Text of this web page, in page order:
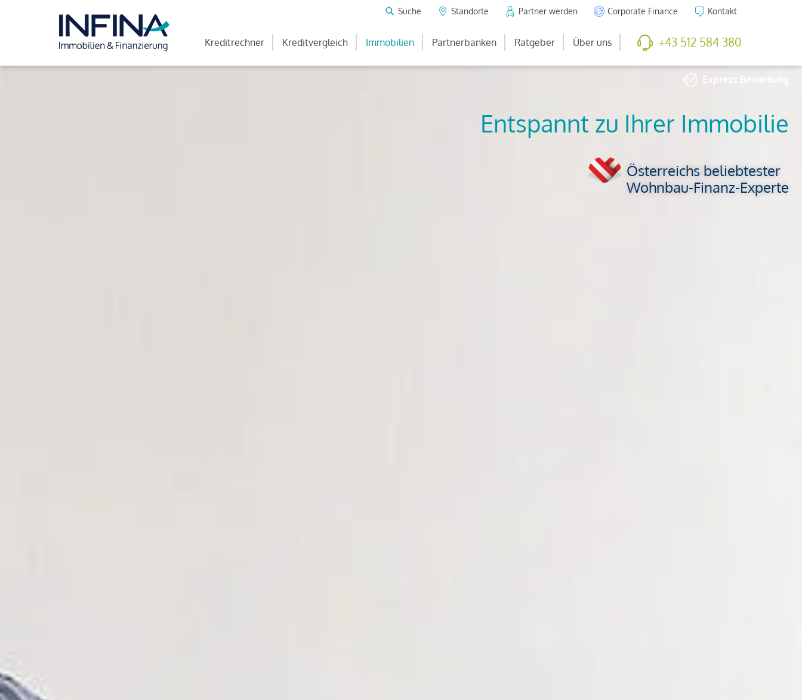
Suche Standorte Partner werden Corporate Finance Kontakt
Kreditrechner Kreditvergleich Immobilien Partnerbanken Ratgeber Über uns +43 512 584 380
Express
So viel ist Ihre
Österreichs beliebtester